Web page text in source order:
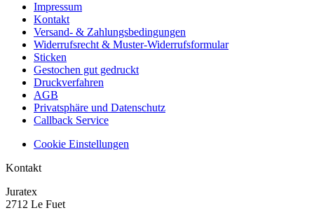
Impressum
Kontakt
Versand- & Zahlungsbedingungen
Widerrufsrecht & Muster-Widerrufsformular
Sticken
Gestochen gut gedruckt
Druckverfahren
AGB
Privatsphäre und Datenschutz
Callback Service
Cookie Einstellungen
Kontakt
Juratex
2712 Le Fuet